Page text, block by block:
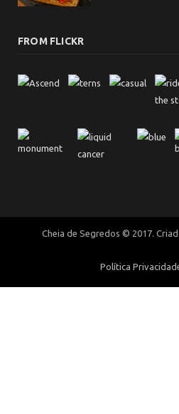
FROM FLICKR
Cheia de Segredos © 2017.
Política